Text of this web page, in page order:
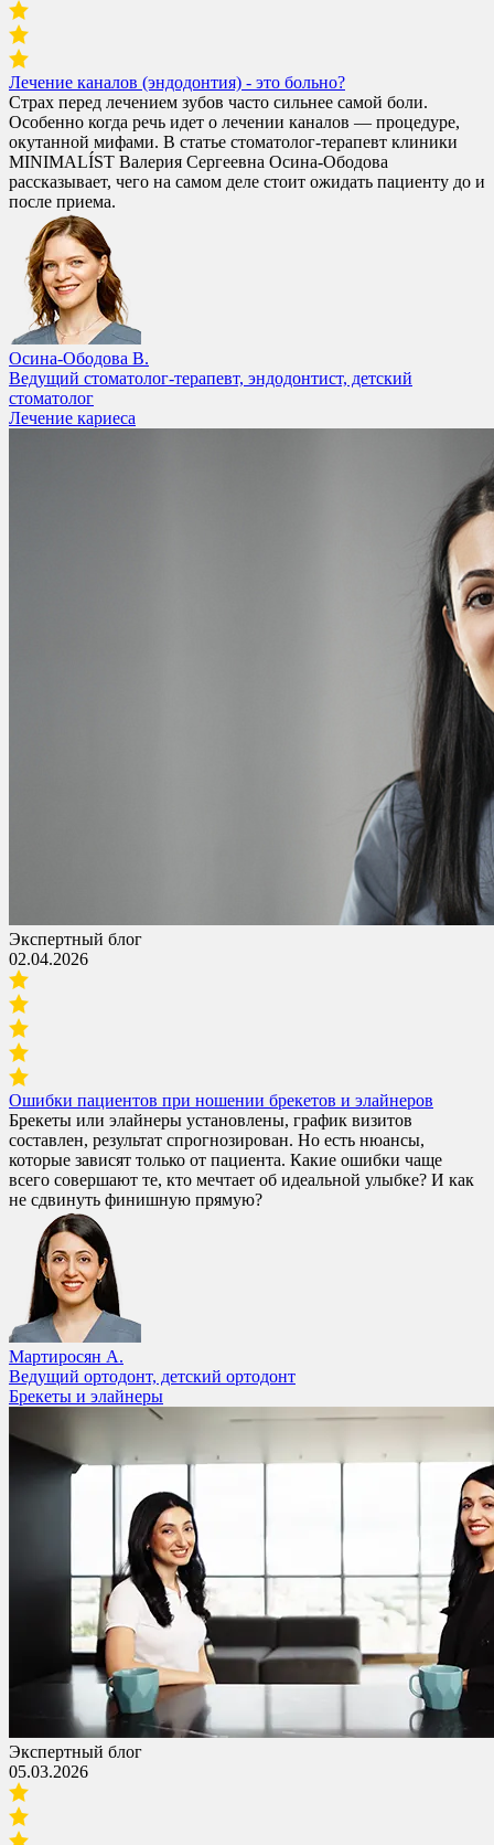
Лечение каналов (эндодонтия) - это больно?
Страх перед лечением зубов часто сильнее самой боли.
Особенно когда речь идет о лечении каналов — процедуре,
окутанной мифами. В статье стоматолог-терапевт клиники
MINIMALÍST Валерия Сергеевна Осина-Ободова
рассказывает, чего на самом деле стоит ожидать пациенту до и
после приема.
Осина-Ободова В.
Ведущий стоматолог-терапевт, эндодонтист, детский
стоматолог
Лечение кариеса
Экспертный блог
02.04.2026
Ошибки пациентов при ношении брекетов и элайнеров
Брекеты или элайнеры установлены, график визитов
составлен, результат спрогнозирован. Но есть нюансы,
которые зависят только от пациента. Какие ошибки чаще
всего совершают те, кто мечтает об идеальной улыбке? И как
не сдвинуть финишную прямую?
Мартиросян А.
Ведущий ортодонт, детский ортодонт
Брекеты и элайнеры
Экспертный блог
05.03.2026